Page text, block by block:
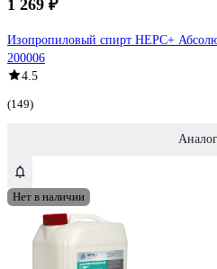
1 269 ₽
Изопропиловый спирт НЕРС+
200006
4.5
(149)
Нет в наличии